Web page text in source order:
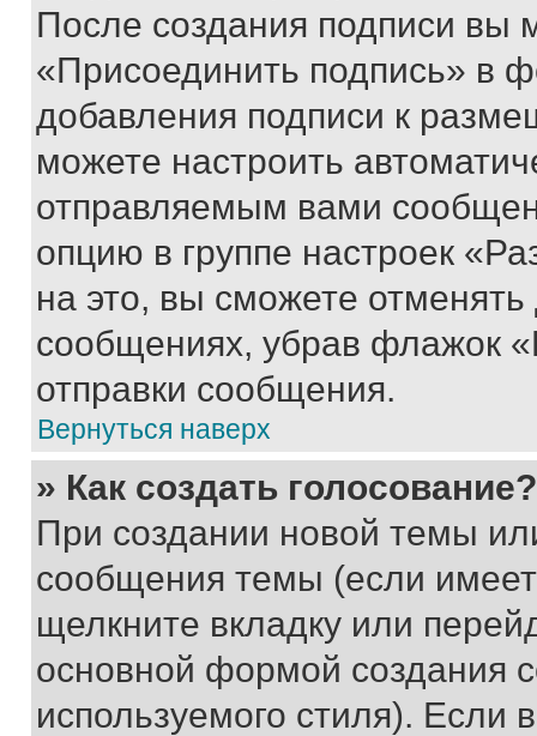
После создания подписи вы
«Присоединить подпись» в
добавления подписи к
можете настроить
отправляемым вами
опцию в группе настроек
на это, вы сможете
сообщениях, убрав флажок
отправки сообщения.
Вернуться наверх
» Как создать голосование?
При создании новой темы
сообщения темы (если
щелкните вкладку или
основной формой создания
используемого стиля). Если